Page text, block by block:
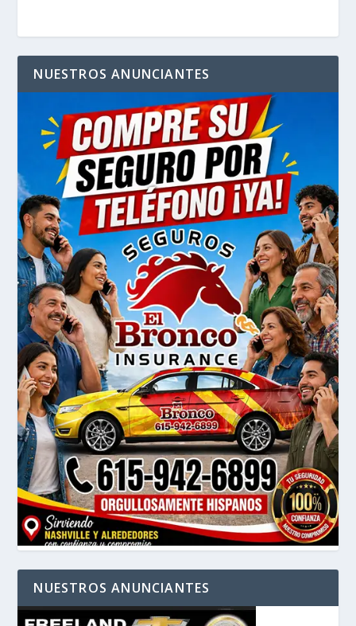
NUESTROS ANUNCIANTES
NUESTROS ANUNCIANTES